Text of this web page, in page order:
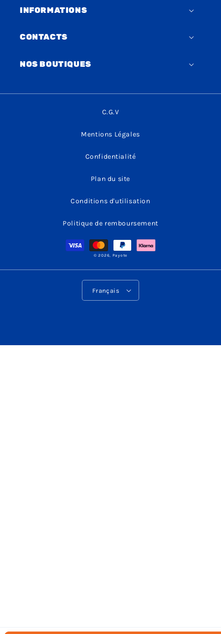
INFORMATIONS
CONTACTS
NOS BOUTIQUES
C.G.V
Mentions Légales
Confidentialité
Plan du site
Conditions d'utilisation
Politique de remboursement
© 2026, Payote
L
a
u
Français